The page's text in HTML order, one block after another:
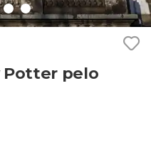
Potter pelo